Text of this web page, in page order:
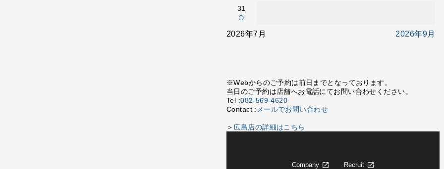
31
○
2026年7月 2026年9月
※Webからのご予約は前日までとなっております。
当日のご予約は店舗へお電話にてお問い合わせください。
Tel :082-569-4620
Contact : メールでお問い合わせ
＞ 広島店の詳細はこちら
Company Recruit